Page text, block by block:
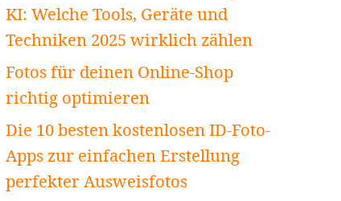
KI: Welche Tools, Geräte und
Techniken 2025 wirklich zählen
Fotos für deinen Online-Shop
richtig optimieren
Die 10 besten kostenlosen ID-Foto-
Apps zur einfachen Erstellung
perfekter Ausweisfotos